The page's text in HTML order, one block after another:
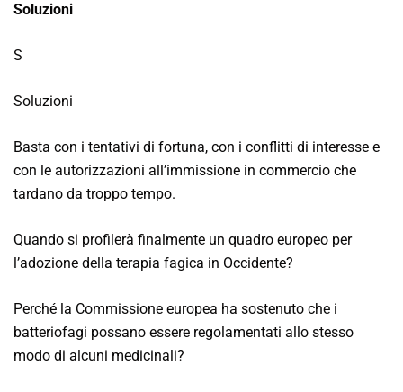
Soluzioni
S
Soluzioni
Basta con i tentativi di fortuna, con i conflitti di interesse e
con le autorizzazioni all’immissione in commercio che
tardano da troppo tempo.
Quando si profilerà finalmente un quadro europeo per
l’adozione della terapia fagica in Occidente?
Perché la Commissione europea ha sostenuto che i
batteriofagi possano essere regolamentati allo stesso
modo di alcuni medicinali?